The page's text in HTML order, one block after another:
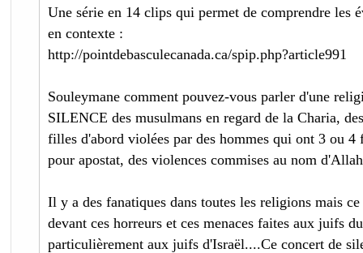
Une série en 14 clips qui permet de comprendre les
en contexte :
http://pointdebasculecanada.ca/spip.php?article991
Souleymane comment pouvez-vous parler d'une
SILENCE des musulmans en regard de la Charia,
filles d'abord violées par des hommes qui ont 3 ou 4
pour apostat, des violences commises au nom
Il y a des fanatiques dans toutes les religions mais
devant ces horreurs et ces menaces faites aux juifs
particulièrement aux juifs d'Israël....Ce concert de